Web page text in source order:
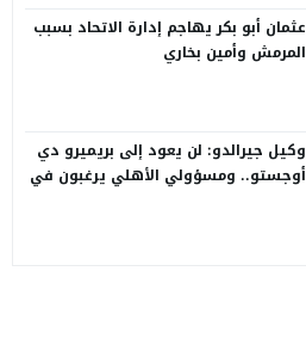
عثمان أبو بكر يهاجم إدارة الاتحاد بسبب
المرمش وأمين بخاري
وكيل جيرالدو: لن يعود إلى بريميرو دي
أوجستو.. ومسؤولي الأهلي يرغبون في